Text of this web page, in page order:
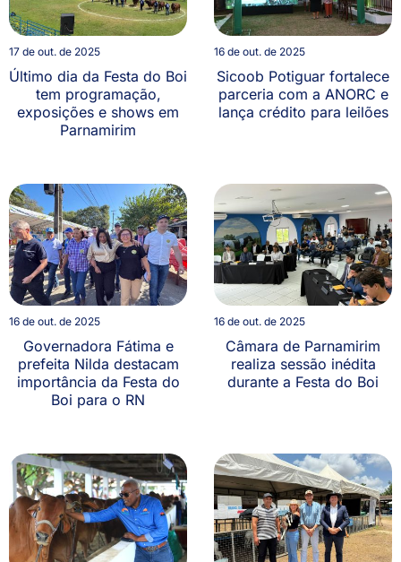
17 de out. de 2025
Último dia da Festa do Boi
tem programação,
exposições e shows em
Parnamirim
16 de out. de 2025
Sicoob Potiguar fortalece
parceria com a ANORC e
lança crédito para leilões
16 de out. de 2025
Governadora Fátima e
prefeita Nilda destacam
importância da Festa do
Boi para o RN
16 de out. de 2025
Câmara de Parnamirim
realiza sessão inédita
durante a Festa do Boi